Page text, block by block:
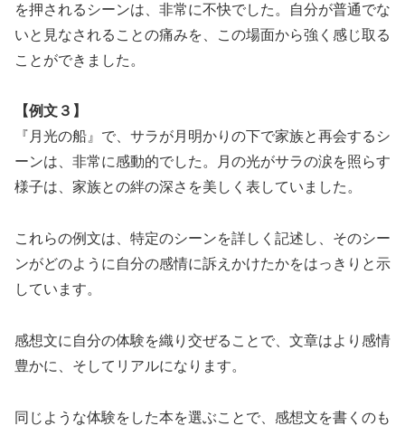
を押されるシーンは、非常に不快でした。自分が普通でな
いと見なされることの痛みを、この場面から強く感じ取る
ことができました。
【例文３】
『月光の船』で、サラが月明かりの下で家族と再会するシ
ーンは、非常に感動的でした。月の光がサラの涙を照らす
様子は、家族との絆の深さを美しく表していました。
これらの例文は、特定のシーンを詳しく記述し、そのシー
ンがどのように自分の感情に訴えかけたかをはっきりと示
しています。
感想文に自分の体験を織り交ぜることで、文章はより感情
豊かに、そしてリアルになります。
同じような体験をした本を選ぶことで、感想文を書くのも